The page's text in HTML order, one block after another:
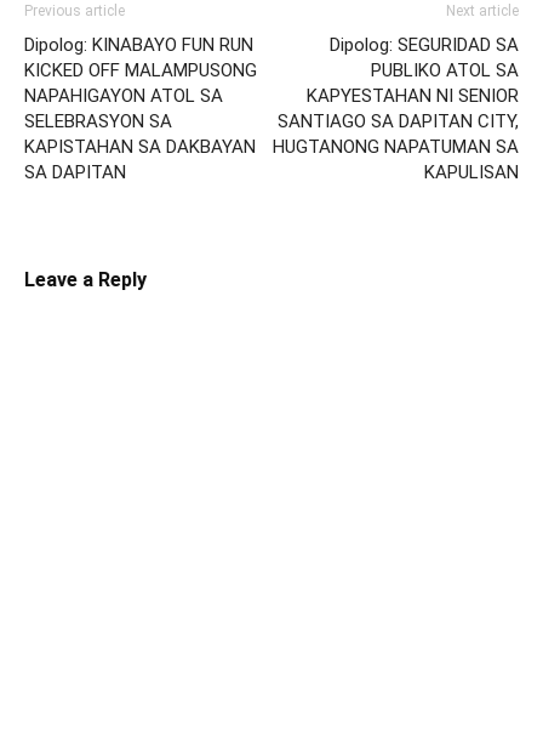
Previous article
Dipolog: KINABAYO FUN RUN
KICKED OFF MALAMPUSONG
NAPAHIGAYON ATOL SA
SELEBRASYON SA
KAPISTAHAN SA DAKBAYAN
SA DAPITAN
Next article
Dipolog: SEGURIDAD SA
PUBLIKO ATOL SA
KAPYESTAHAN NI SENIOR
SANTIAGO SA DAPITAN CITY,
HUGTANONG NAPATUMAN SA
KAPULISAN
Leave a Reply